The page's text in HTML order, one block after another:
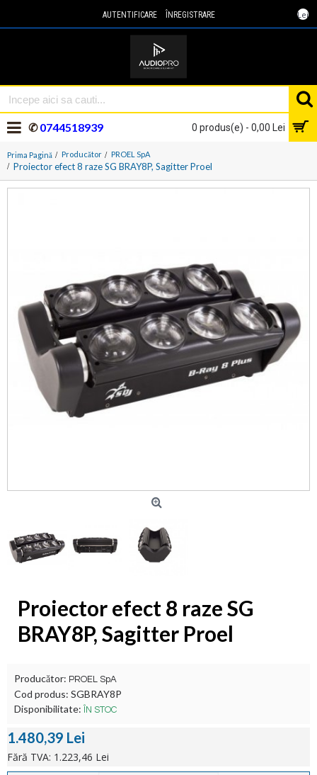
Lei
AUTENTIFICARE ÎNREGISTRARE
0 produs(e) - 0,00 Lei
✆0744518939
Prima Pagină Producător PROEL SpA
Proiector efect 8 raze SG BRAY8P, Sagitter Proel
Proiector efect 8 raze SG
BRAY8P, Sagitter Proel
Producător: PROEL SpA
Cod produs: SGBRAY8P
Disponibilitate:
ÎN STOC
1.480,39 Lei
Fără TVA: 1.223,46 Lei